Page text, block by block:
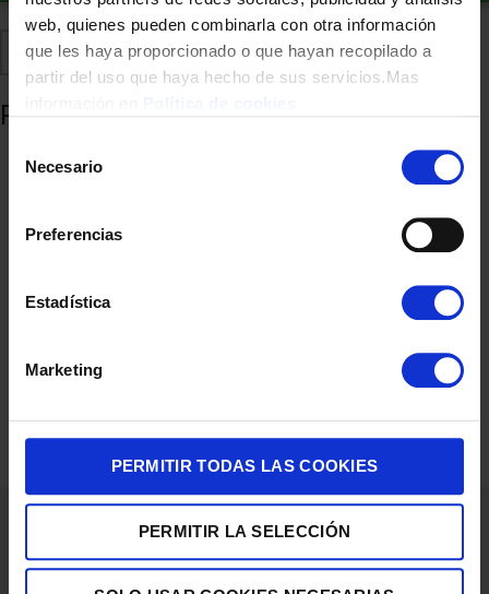
web, quienes pueden combinarla con otra información
que les haya proporcionado o que hayan recopilado a
partir del uso que haya hecho de sus servicios.Mas
Necesario
Preferencias
Estadística
Marketing
PERMITIR TODAS LAS COOKIES
PERMITIR LA SELECCIÓN
Añadir a favoritos Comparte
Productos relacionados
BICICLETA ELECTRICA CECOTEC 07178 AUTONOMIA 80KM
699,00€